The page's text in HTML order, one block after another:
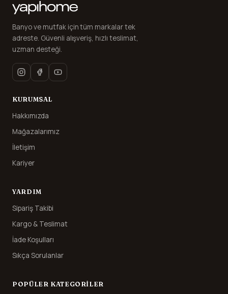
Banyo ve mutfak için tüm markalar tek
adreste. Güvenli alışveriş, hızlı teslimat,
uzman desteği.
KURUMSAL
Hakkımızda
Mağazalarımız
İletişim
Kariyer
YARDIM
Sipariş Takibi
Kargo & Teslimat
İade Koşulları
Sıkça Sorulanlar
POPÜLER KATEGORILER